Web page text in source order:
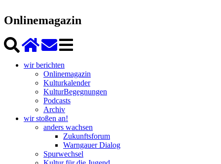
Onlinemagazin
wir berichten
Onlinemagazin
Kulturkalender
KulturBegegnungen
Podcasts
Archiv
wir stoßen an!
anders wachsen
Zukunftsforum
Warngauer Dialog
Spurwechsel